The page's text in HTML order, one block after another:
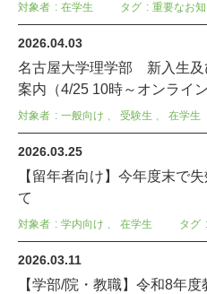
対象者 在学生 タグ 重要なお
2026.04.03
名古屋大学理学部 新入生
案内（4/25 10時～オンライ
対象者 一般向け 、 受験生 、 在学生
2026.03.25
【留年者向け】今年度末で
て
対象者 学内向け 、 在学生 タグ
2026.03.11
【学部/院・教職】令和8年